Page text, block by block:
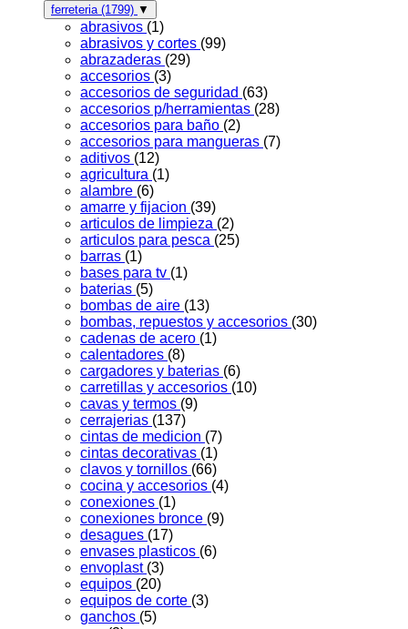
ferreteria (1799) ▼
abrasivos (1)
abrasivos y cortes (99)
abrazaderas (29)
accesorios (3)
accesorios de seguridad (63)
accesorios p/herramientas (28)
accesorios para baño (2)
accesorios para mangueras (7)
aditivos (12)
agricultura (1)
alambre (6)
amarre y fijacion (39)
articulos de limpieza (2)
articulos para pesca (25)
barras (1)
bases para tv (1)
baterias (5)
bombas de aire (13)
bombas, repuestos y accesorios (30)
cadenas de acero (1)
calentadores (8)
cargadores y baterias (6)
carretillas y accesorios (10)
cavas y termos (9)
cerrajerias (137)
cintas de medicion (7)
cintas decorativas (1)
clavos y tornillos (66)
cocina y accesorios (4)
conexiones (1)
conexiones bronce (9)
desagues (17)
envases plasticos (6)
envoplast (3)
equipos (20)
equipos de corte (3)
ganchos (5)